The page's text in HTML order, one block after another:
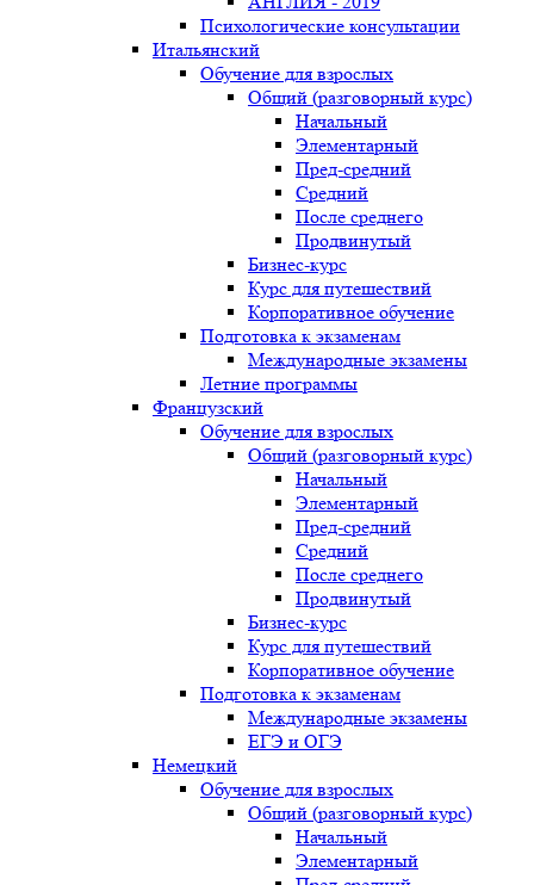
Психологические консультации
Итальянский
Обучение для взрослых
Общий (разговорный курс)
Начальный
Элементарный
Пред-средний
Средний
После среднего
Продвинутый
Бизнес-курс
Курс для путешествий
Корпоративное обучение
Подготовка к экзаменам
Международные экзамены
Летние программы
Французский
Обучение для взрослых
Общий (разговорный курс)
Начальный
Элементарный
Пред-средний
Средний
После среднего
Продвинутый
Бизнес-курс
Курс для путешествий
Корпоративное обучение
Подготовка к экзаменам
Международные экзамены
ЕГЭ и ОГЭ
Немецкий
Обучение для взрослых
Общий (разговорный курс)
Начальный
Элементарный